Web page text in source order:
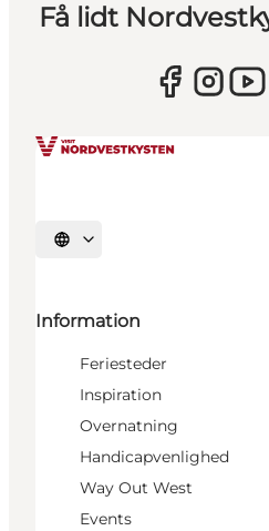
Få lidt
Vælg sprog
Information
Feriesteder
Inspiration
Overnatning
Handicapvenlighed
Way Out West
Events